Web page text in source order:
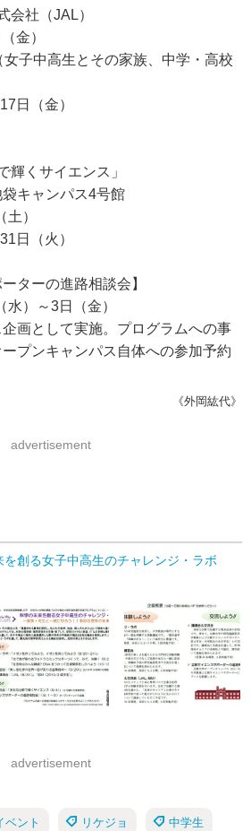
会社（JAL）
金）
子中高生とその家族、中学・高校
日（金）
輝くサイエンス」
キャンパス4号館
）
日（火）
ターの進路相談会】
）～3日（金）
画として実施。プログラムへの事
プンキャンパス自体への参加予約
《外岡紘代》
advertisement
創る女子中高生のチャレンジ・ラボ
advertisement
ベント リケジョ 中学生